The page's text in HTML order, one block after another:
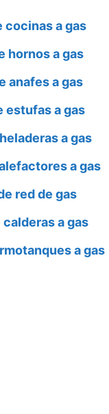
cocinas a gas
hornos a gas
anafes a gas
estufas a gas
a gas
a gas
red de gas
a gas
a gas